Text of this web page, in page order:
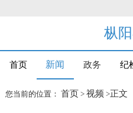
枞
首页 新闻 政务 纪
您当前的位置： 首页 > 视频 >正文